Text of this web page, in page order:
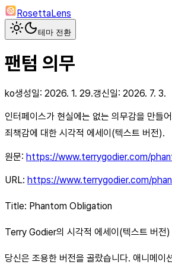
RosettaLens
테마 전환
팬텀 의무
ko생성일: 2026. 1. 29.갱신일: 2026. 7. 3.
인터페이스가 현실에는 없는 의무감을 만들
죄책감에 대한 시각적 에세이(텍스트 버전).
원문: https://www.terrygodier.com/
URL: https://www.terrygodier.com/
Title: Phantom Obligation
Terry Godier의 시각적 에세이(텍스트 버전)
당신은 조용한 버전을 골랐습니다. 애니메이